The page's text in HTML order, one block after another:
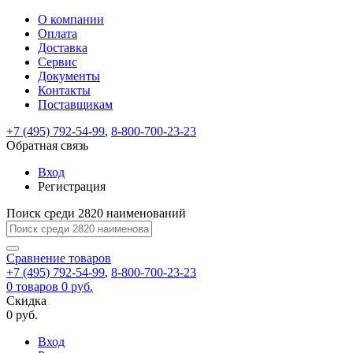
ВходРегистрация
Только
test@example.com
отправлена
по
ней
для
регистрации.
Ок
Только
Запомнить
меня
Забыли
Восстановление
пароля
Заполните
форму.
Мы
отправим
ссылку
на
указанный
электронный
адрес,
перейдя
по
которой
вы
новый
На
вашу
test@test.ru
отправлена
ссылка.
Перейдите
по
для
смены
пароля.
Введите
новый
пароль
Сменить
Пароль
успешно
Войти
Обратная
связь
Сообщение
пользовательского
соглашения
Ваше
сообщение
успешно
О компании
Оплата
Доставка
Сервис
Документы
Контакты
Поставщикам
+7 (495) 792-54-99, 8-800-700-23-23
Обратная связь
Вход
Регистрация
Поиск среди 2820 наименований
Сравнение товаров
+7 (495) 792-54-99, 8-800-700-23-23
0 товаров 0 руб.
Скидка
0 руб.
Вход